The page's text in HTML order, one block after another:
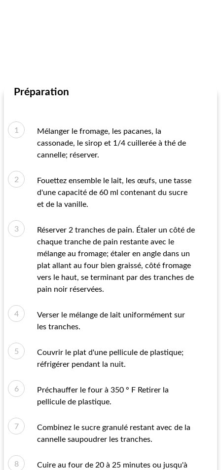
Préparation
Mélanger le fromage, les pacanes, la
cassonade, le sirop et 1/4 cuillerée à thé de
cannelle; réserver.
Fouettez ensemble le lait, les œufs, une tasse
d'une capacité de 60 ml contenant du sucre
et de la vanille.
Réserver 2 tranches de pain. Étaler un côté de
chaque tranche de pain restante avec le
mélange au fromage; étaler en angle dans un
plat allant au four bien graissé, côté fromage
vers le haut, se terminant par des tranches de
pain noir réservées.
Verser le mélange de lait uniformément sur
les tranches.
Couvrir le plat d'une pellicule de plastique;
réfrigérer pendant la nuit.
Préchauffer le four à 350 ° F Retirer la
pellicule de plastique.
Combinez le sucre granulé restant avec de la
cannelle saupoudrer les tranches.
Cuire au four de 20 à 25 minutes ou jusqu'à